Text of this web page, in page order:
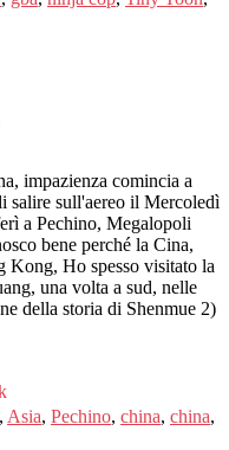
impazienza comincia a
salire sull'aereo il Mercoledì
a Pechino, Megalopoli
bene perché la Cina,
Kong, Ho spesso visitato la
una volta a sud, nelle
della storia di Shenmue 2)
, Asia, Pechino, china, china,